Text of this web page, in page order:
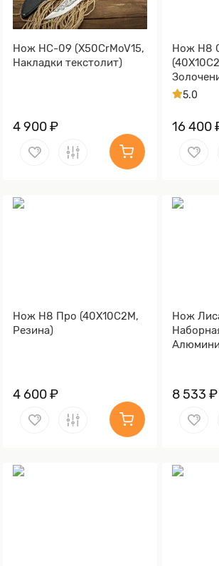
Нож НС-09 (X50CrMoV15,
Накладки текстолит)
4 900 ₽
Нож Н8
и 5.0
16 400
Нож Н8 Про (40Х10С2М,
Резина)
4 600 ₽
Нож
8 533 ₽